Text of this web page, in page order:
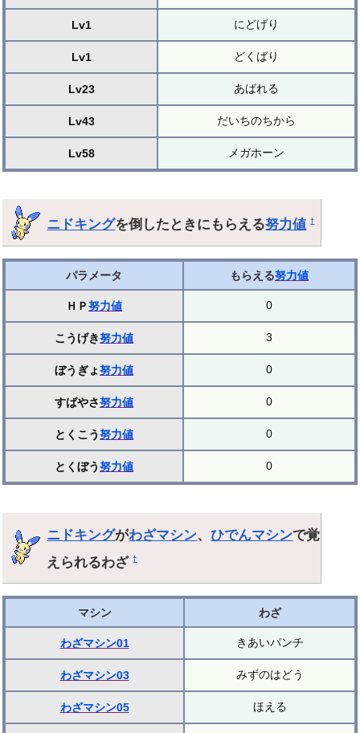
Lv1 にどげり
Lv1 どくばり
Lv23 あばれる
Lv43 だいちのちから
Lv58 メガホーン
ニドキングを倒したときにもらえる努力値 †
パラメータ もらえる努力値
ＨＰ努力値 0
こうげき努力値 3
ぼうぎょ努力値 0
すばやさ努力値 0
とくこう努力値 0
とくぼう努力値 0
ニドキングがわざマシン、ひでんマシンで覚
えられるわざ†
マシン わざ
わざマシン01 きあいパンチ
わざマシン03 みずのはどう
わざマシン05 ほえる